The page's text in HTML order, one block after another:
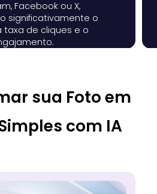
Facebook ou X,
significativamente o
taxa de cliques e o
sua Foto em
com IA